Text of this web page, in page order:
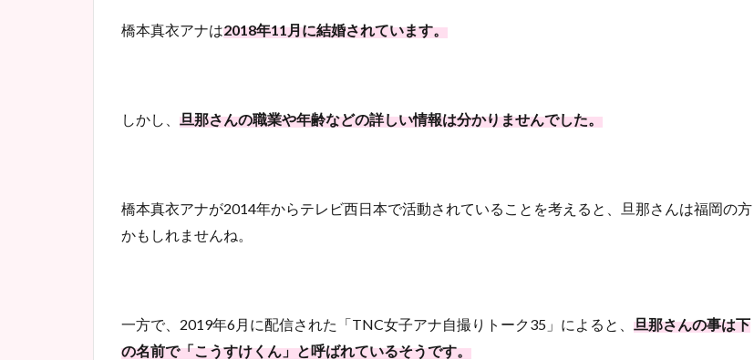
橋本真衣アナは2018年11月に結婚されています。
しかし、 旦那さんの職業や年齢などの詳しい情報は分かりませんでした。
橋本真衣アナが2014年からテレビ西日本で活動されていることを考えると、旦那さんは福岡の方
かもしれませんね。
一方で、2019年6月に配信された「TNC女子アナ自撮りトーク35」によると、 旦那さんの事は下
の名前で「こうすけくん」と呼ばれているそうです。